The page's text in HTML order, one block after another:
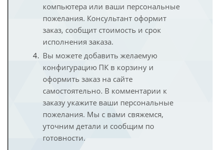
компьютера или ваши персональные
пожелания. Консультант оформит
заказ, сообщит стоимость и срок
исполнения заказа.
Вы можете добавить желаемую
конфигурацию ПК в корзину и
оформить заказ на сайте
самостоятельно. В комментарии к
заказу укажите ваши персональные
пожелания. Мы с вами свяжемся,
уточним детали и сообщим по
готовности.